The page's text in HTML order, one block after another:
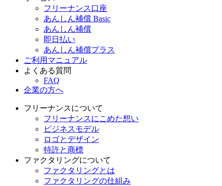
フリーナンス口座
あんしん補償 Basic
あんしん補償
即日払い
あんしん補償プラス
ご利用マニュアル
よくある質問
FAQ
企業の方へ
フリーナンスについて
フリーナンスにこめた想い
ビジネスモデル
ロゴとデザイン
特許と商標
ファクタリングについて
ファクタリングとは
ファクタリングの仕組み